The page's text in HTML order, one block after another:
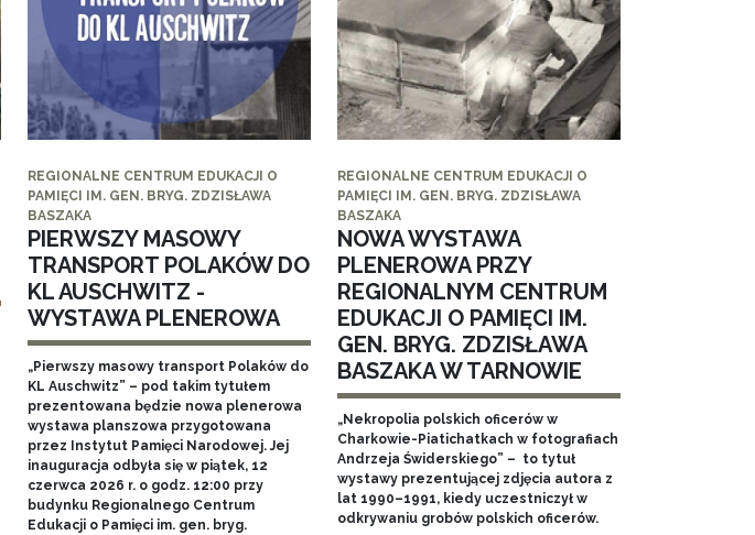
REGIONALNE CENTRUM EDUKACJI O
PAMIĘCI IM. GEN. BRYG. ZDZISŁAWA
BASZAKA
PIERWSZY MASOWY
TRANSPORT POLAKÓW DO
KL AUSCHWITZ -
WYSTAWA PLENEROWA
„Pierwszy masowy transport Polaków do
KL Auschwitz” – pod takim tytułem
prezentowana będzie nowa plenerowa
wystawa planszowa przygotowana
przez Instytut Pamięci Narodowej. Jej
inauguracja odbyła się w piątek, 12
czerwca 2026 r. o godz. 12:00 przy
budynku Regionalnego Centrum
Edukacji o Pamięci im. gen. bryg.
REGIONALNE CENTRUM EDUKACJI O
PAMIĘCI IM. GEN. BRYG. ZDZISŁAWA
BASZAKA
NOWA WYSTAWA
PLENEROWA PRZY
REGIONALNYM CENTRUM
EDUKACJI O PAMIĘCI IM.
GEN. BRYG. ZDZISŁAWA
BASZAKA W TARNOWIE
„Nekropolia polskich oficerów w
Charkowie-Piatichatkach w fotografiach
Andrzeja Świderskiego” – to tytuł
wystawy prezentującej zdjęcia autora z
lat 1990–1991, kiedy uczestniczył w
odkrywaniu grobów polskich oficerów.